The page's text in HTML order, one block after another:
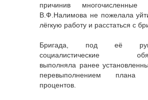
причинив многочисленные
В.Ф.Налимова не пожелала
лёгкую работу и расстаться с
Бригада, под её
социалистические
выполняла ранее
перевыполнением
процентов.